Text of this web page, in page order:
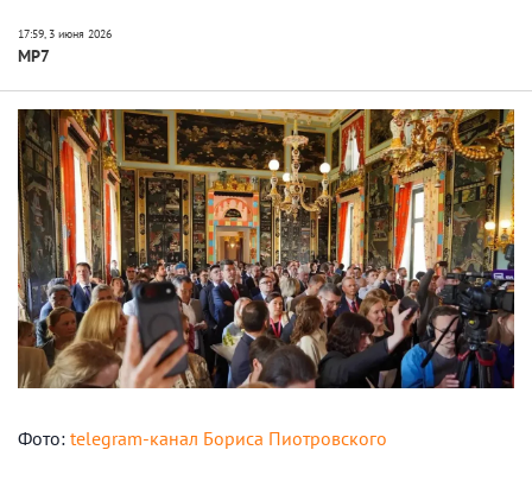
МР7
Фото: telegram-канал Бориса Пиотровского